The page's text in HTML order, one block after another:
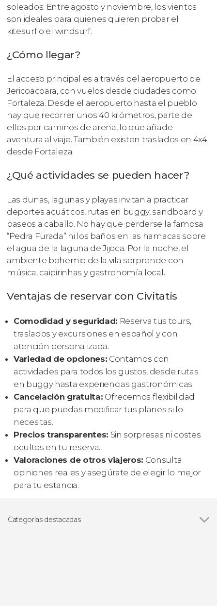
soleados. Entre agosto y noviembre, los vientos
son ideales para quienes quieren probar el
kitesurf o el windsurf.
¿Cómo llegar?
El acceso principal es a través del aeropuerto de
Jericoacoara, con vuelos desde ciudades como
Fortaleza. Desde el aeropuerto hasta el pueblo
hay que recorrer unos 40 kilómetros, parte de
ellos por caminos de arena, lo que añade
aventura al viaje. También existen traslados en 4x4
desde Fortaleza.
¿Qué actividades se pueden hacer?
Las dunas, lagunas y playas invitan a practicar
deportes acuáticos, rutas en buggy, sandboard y
paseos a caballo. No hay que perderse la famosa
“Pedra Furada” ni los baños en las hamacas sobre
el agua de la laguna de Jijoca. Por la noche, el
ambiente bohemio de la vila sorprende con
música, caipirinhas y gastronomía local.
Ventajas de reservar con Civitatis
Comodidad y seguridad: Reserva tus tours,
traslados y excursiones en español y con
atención personalizada.
Variedad de opciones: Contamos con
actividades para todos los gustos, desde rutas
en buggy hasta experiencias gastronómicas.
Cancelación gratuita: Ofrecemos flexibilidad
para que puedas modificar tus planes si lo
necesitas.
Precios transparentes: Sin sorpresas ni costes
ocultos en tu reserva.
Valoraciones de otros viajeros: Consulta
opiniones reales y asegúrate de elegir lo mejor
para tu estancia.
Categorías destacadas